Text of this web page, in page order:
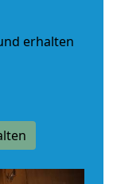
erhalten